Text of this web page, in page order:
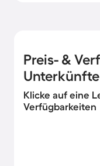
Preis- &
Klicke auf eine
Verfügbarkeiten